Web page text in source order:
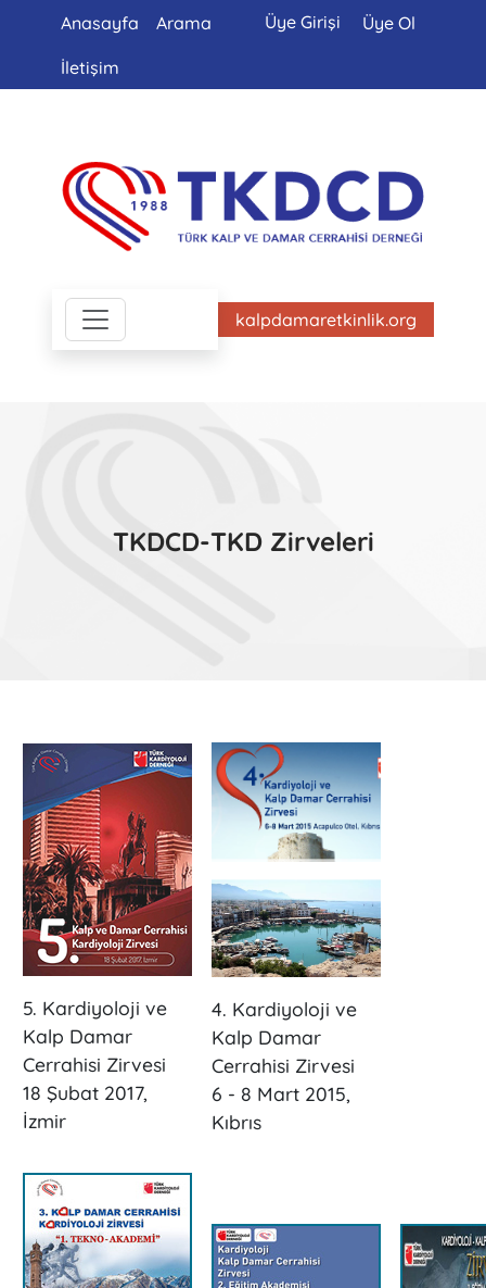
Anasayfa Arama Üye Girişi Üye Ol
İletişim
kalpdamaretkinlik.org
TKDCD-TKD Zirveleri
5. Kardiyoloji ve
Kalp Damar
Cerrahisi Zirvesi
18 Şubat 2017,
İzmir
4. Kardiyoloji ve
Kalp Damar
Cerrahisi Zirvesi
6 - 8 Mart 2015,
Kıbrıs